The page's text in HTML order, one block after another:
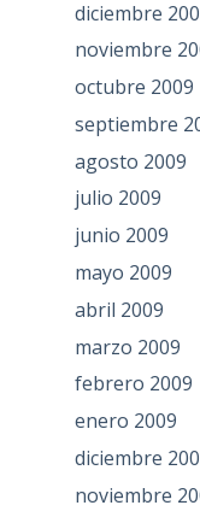
diciembre
noviembre
octubre 2009
septiembre
agosto 2009
julio 2009
junio 2009
mayo 2009
abril 2009
marzo 2009
febrero 2009
enero 2009
diciembre
noviembre